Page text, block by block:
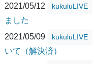
2021/05/12
kukuluLIVE
ました
2021/05/09
kukuluLIVE
いて（解決済）